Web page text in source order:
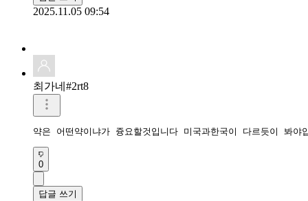
2025.11.05 09:54
최가네#2rt8
약은 어떤약이냐가 즁요할것입니다 미국과한국이 다르듯이 봐야
0
답글 쓰기